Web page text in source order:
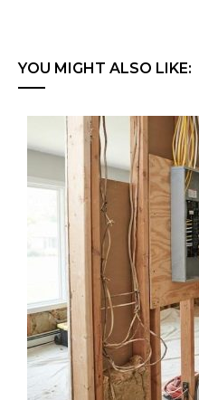
YOU MIGHT ALSO LIKE: